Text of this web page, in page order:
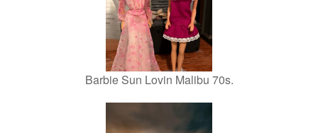
Barbie Sun Lovin Malibu 70s.